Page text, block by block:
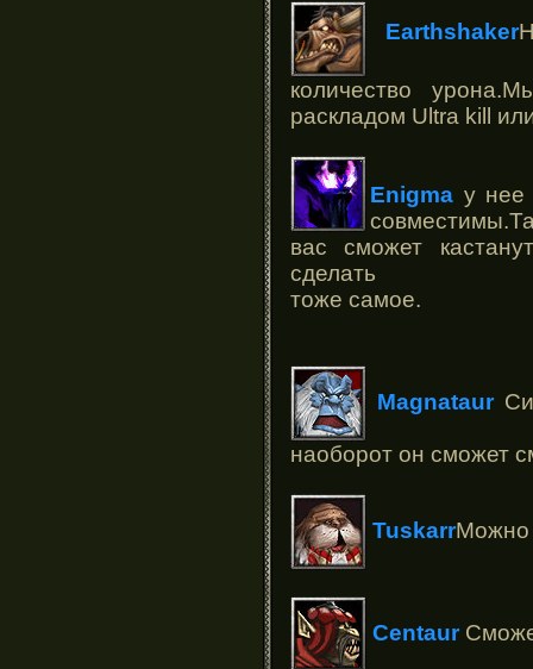
Еarthshaker
количество
раскладом Ultra kill
Enigma у нее
вас сможет
сделать
тоже самое.
Magnataur
наоборот он сможет
TuskarrМожно
Centaur